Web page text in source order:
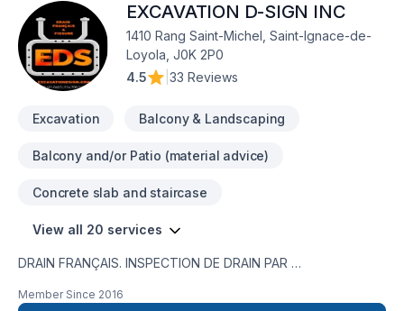
EXCAVATION D-SIGN INC
1410 Rang Saint-Michel, Saint-Ignace-de-
Loyola, J0K 2P0
4.5
33 Reviews
Excavation Balcony & Landscaping
Balcony and/or Patio (material advice)
Concrete slab and staircase
View all 20 services
DRAIN FRANÇAIS. INSPECTION DE DRAIN PAR
FONDATION,MEMBRANE ÉLASTOMÈRE,MEMBRANE
Member Since 2016